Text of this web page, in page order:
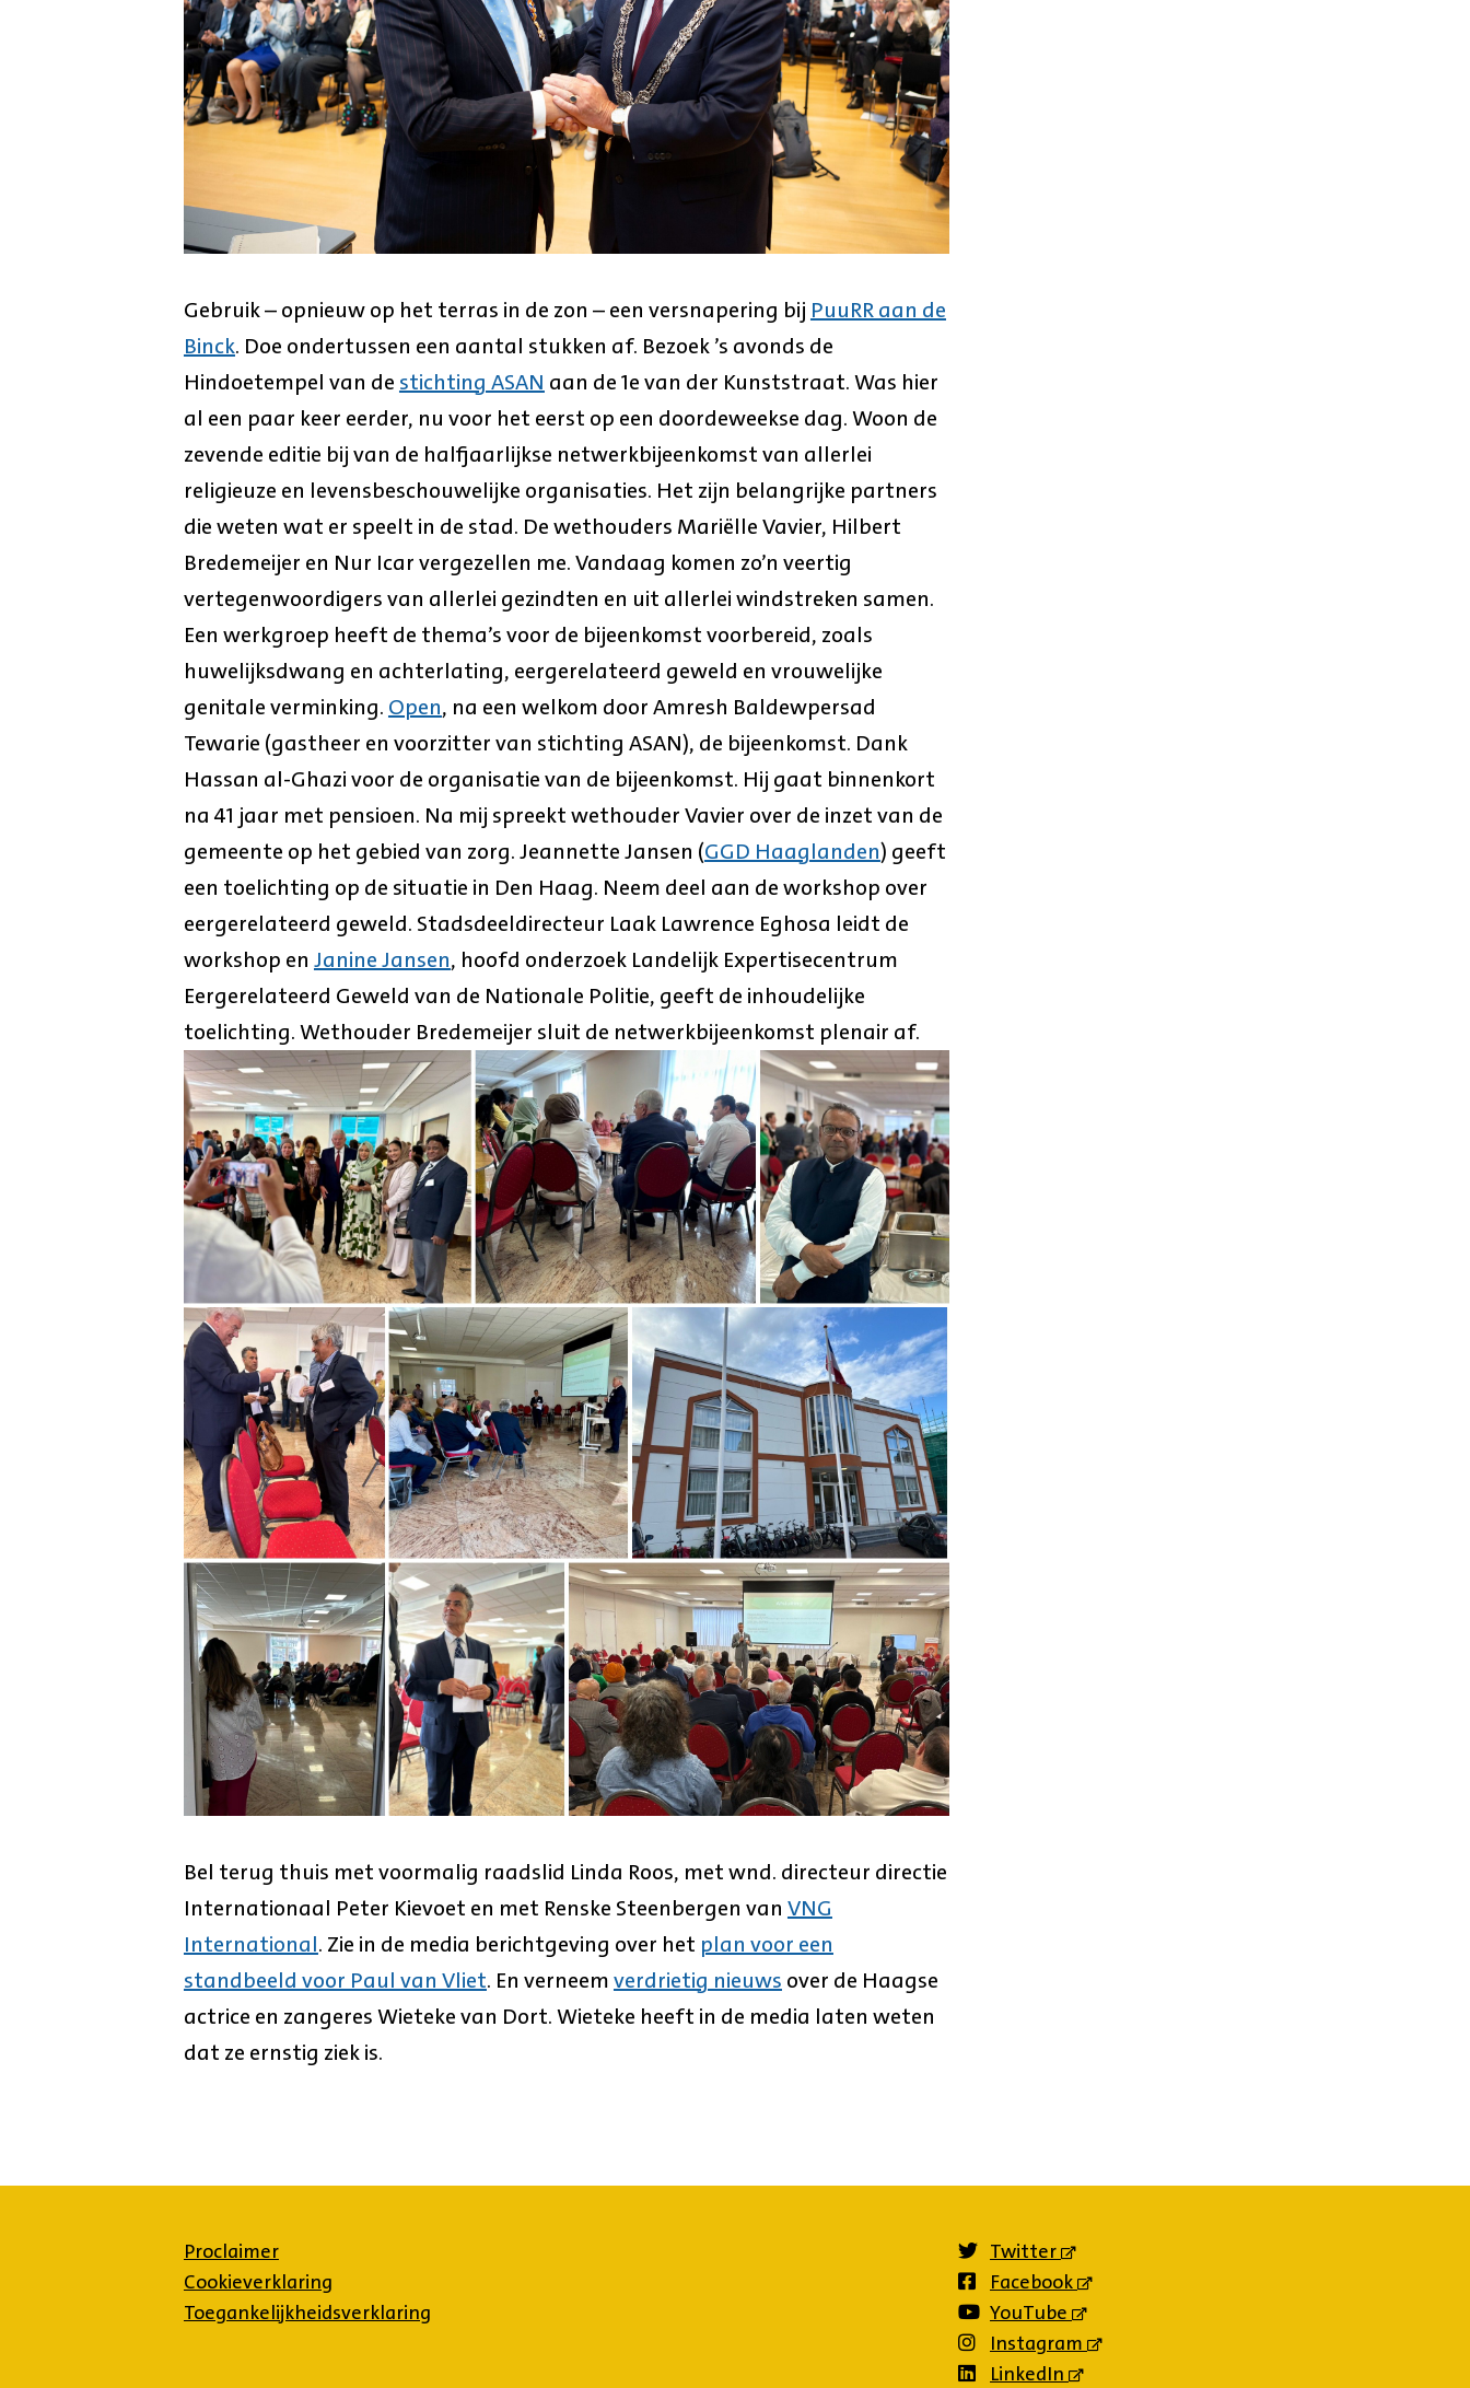
Gebruik – opnieuw op het terras in de zon – een versnapering bij PuuRR aan de
Binck. Doe ondertussen een aantal stukken af. Bezoek ’s avonds de
Hindoetempel van de stichting ASAN aan de 1e van der Kunststraat. Was hier
al een paar keer eerder, nu voor het eerst op een doordeweekse dag. Woon de
zevende editie bij van de halfjaarlijkse netwerkbijeenkomst van allerlei
religieuze en levensbeschouwelijke organisaties. Het zijn belangrijke partners
die weten wat er speelt in de stad. De wethouders Mariëlle Vavier, Hilbert
Bredemeijer en Nur Icar vergezellen me. Vandaag komen zo’n veertig
vertegenwoordigers van allerlei gezindten en uit allerlei windstreken samen.
Een werkgroep heeft de thema’s voor de bijeenkomst voorbereid, zoals
huwelijksdwang en achterlating, eergerelateerd geweld en vrouwelijke
genitale verminking. Open, na een welkom door Amresh Baldewpersad
Tewarie (gastheer en voorzitter van stichting ASAN), de bijeenkomst. Dank
Hassan al-Ghazi voor de organisatie van de bijeenkomst. Hij gaat binnenkort
na 41 jaar met pensioen. Na mij spreekt wethouder Vavier over de inzet van de
gemeente op het gebied van zorg. Jeannette Jansen (GGD Haaglanden) geeft
een toelichting op de situatie in Den Haag. Neem deel aan de workshop over
eergerelateerd geweld. Stadsdeeldirecteur Laak Lawrence Eghosa leidt de
workshop en Janine Jansen, hoofd onderzoek Landelijk Expertisecentrum
Eergerelateerd Geweld van de Nationale Politie, geeft de inhoudelijke
toelichting. Wethouder Bredemeijer sluit de netwerkbijeenkomst plenair af.
Bel terug thuis met voormalig raadslid Linda Roos, met wnd. directeur directie
Internationaal Peter Kievoet en met Renske Steenbergen van VNG
International. Zie in de media berichtgeving over het plan voor een
standbeeld voor Paul van Vliet. En verneemverdrietig nieuws over de Haagse
actrice en zangeres Wieteke van Dort. Wieteke heeft in de media laten weten
dat ze ernstig ziek is.
Proclaimer
Cookieverklaring
Toegankelijkheidsverklaring
Twitter
(externe
Facebook
(externe
YouTube
(externe
Instagram
(externe
LinkedIn
(externe